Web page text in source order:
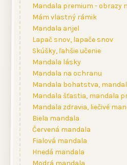
Mandala premium - obrazy
Mám vlastný rámik
Mandala anjel
Lapač snov, lapače snov
Skúšky, ľahšie učenie
Mandala lásky
Mandala na ochranu
Mandala bohatstva,
Mandala šťastia, mandala
Mandala zdravia, liečivé
Biela mandala
Červená mandala
Fialová mandala
Hnedá mandala